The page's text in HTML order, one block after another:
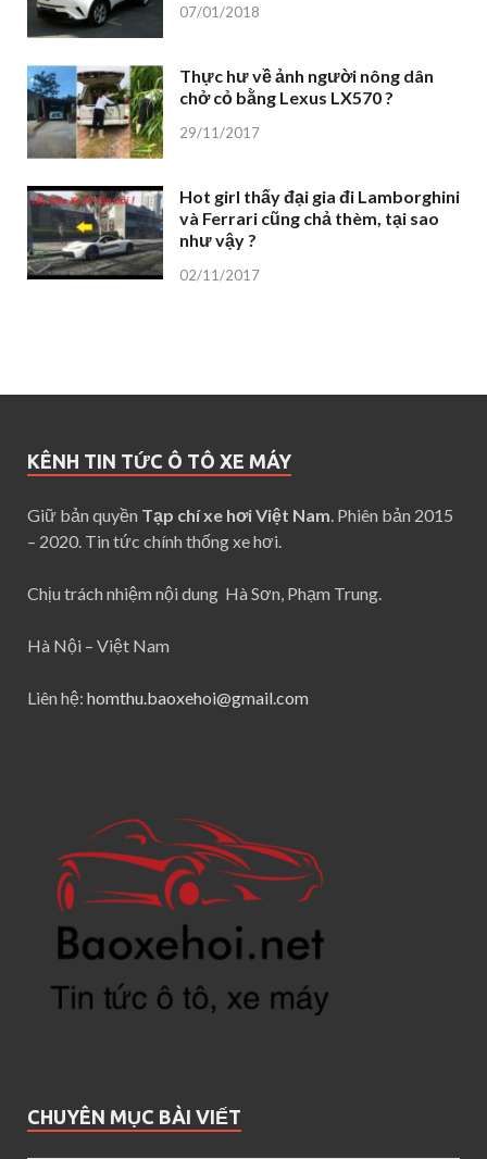
07/01/2018
Thực hư về ảnh người nông dân
chở cỏ bằng Lexus LX570 ?
29/11/2017
Hot girl thấy đại gia đi Lamborghini
và Ferrari cũng chả thèm, tại sao
như vậy ?
02/11/2017
KÊNH TIN TỨC Ô TÔ XE MÁY
Giữ bản quyền Tạp chí xe hơi Việt Nam . Phiên bản 2015
– 2020. Tin tức chính thống xe hơi.
Chịu trách nhiệm nội dung Hà Sơn, Phạm Trung.
Hà Nội – Việt Nam
Liên hệ: homthu.baoxehoi@gmail.com
CHUYÊN MỤC BÀI VIẾT